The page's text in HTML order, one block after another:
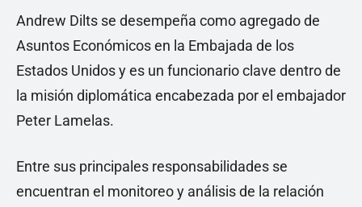
Andrew Dilts se desempeña como agregado de
Asuntos Económicos en la Embajada de los
Estados Unidos y es un funcionario clave dentro de
la misión diplomática encabezada por el embajador
Peter Lamelas.
Entre sus principales responsabilidades se
encuentran el monitoreo y análisis de la relación